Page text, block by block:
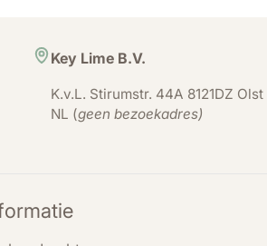
Key Lime B.V.
K.v.L. Stirumstr. 44A 8121DZ Olst
NL (geen bezoekadres)